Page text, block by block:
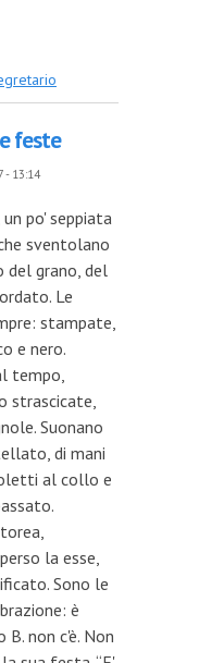
feste
- 13:14
po' seppiata
sventolano
del grano, del
Le
stampate,
e nero.
tempo,
strascicate,
Suonano
di mani
al collo e
la esse,
Sono le
è
non c'è. Non